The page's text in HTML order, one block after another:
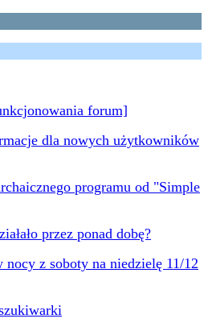
forum]
dla nowych użytkowników
programu od "Simple
przez ponad dobę?
nocy z soboty na niedzielę 11/12